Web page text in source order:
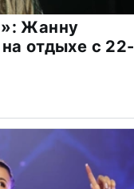
Жанну
отдыхе с 22-